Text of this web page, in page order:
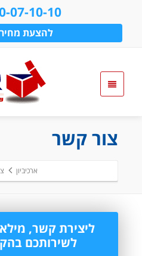
07-10-10
להצעת
צור קשר
ארכיביון
ליצירת קשר,
לשירותכם